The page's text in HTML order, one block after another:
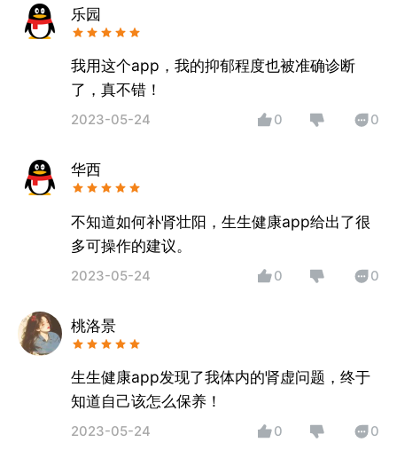
乐园
我用这个app，我的抑郁程度也被准确诊断
了，真不错！
2023-05-24 0 0
华西
不知道如何补肾壮阳，生生健康app给出了很
多可操作的建议。
2023-05-24 0 0
桃洛景
生生健康app发现了我体内的肾虚问题，终于
知道自己该怎么保养！
2023-05-24 0 0